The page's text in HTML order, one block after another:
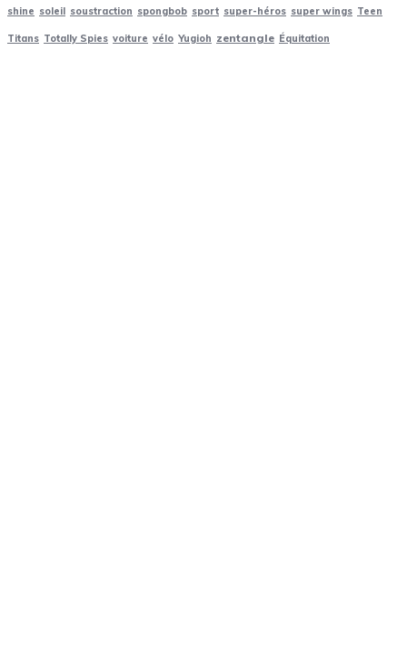
super-héros (48)
Teen Titans(24)
shine soleil soustraction spongbob sport super-héros super wings Teen
Titans Totally Spies voiture vélo Yugioh zentangle Équitation